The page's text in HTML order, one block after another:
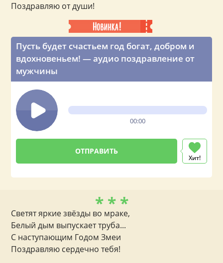
Пусть будет счастьем год богат, добром и
вдохновеньем! — аудио поздравление от
мужчины
00:00
Хит!
Поздравляю от души!
* * *
Светят яркие звёзды во мраке,
Белый дым выпускает труба...
С наступающим Годом Змеи
Поздравляю сердечно тебя!